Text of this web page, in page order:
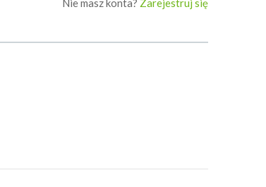
Nie masz konta? Zarejestruj się